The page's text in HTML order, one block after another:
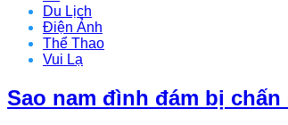
Du Lịch
Điện Ảnh
Thể Thao
Vui Lạ
Sao nam đình đám bị